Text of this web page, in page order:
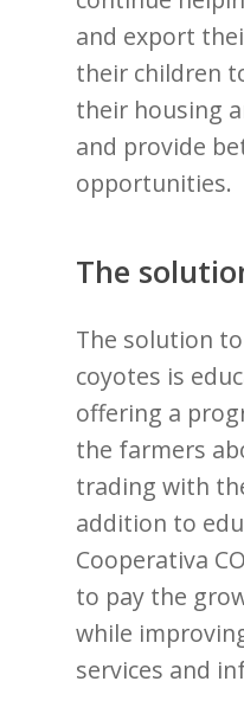
and export
their children
their housing
and provide
opportunities.
The
The solution
coyotes is
offering a
the farmers
trading with
addition to
Cooperativa
to pay the
while
services and